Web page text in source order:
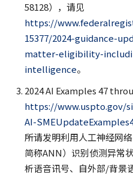
58128），请见
https://
15377/2024-guidance-
matter-eligibility-
intelligence。
2024 AI Examples 47
https://www.uspto.gov/
AI-
所请发明利用人工神经网
简称ANN）识别侦测异常
析语音讯号、自外部/背景